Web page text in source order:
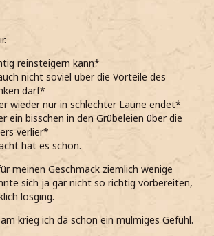
reinsteigern kann*
nicht soviel über die Vorteile des
darf*
wieder nur in schlechter Laune endet*
ein bisschen in den Grübeleien über die
verlier*
hat es schon.
meinen Geschmack ziemlich wenige
sich ja gar nicht so richtig vorbereiten,
losging.
krieg ich da schon ein mulmiges Gefühl.